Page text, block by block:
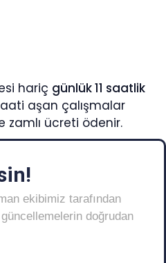
hariç günlük 11 saatlik
aşan çalışmalar
ücreti ödenir.
ekibimiz tarafından
doğrudan